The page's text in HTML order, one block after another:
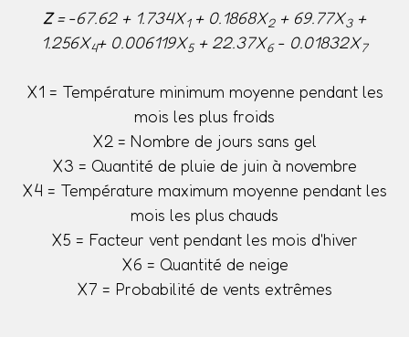
Z= -67.62 + 1.734X1+ 0.1868X2+ 69.77X3+
1.256X4+ 0.006119X5+ 22.37X6- 0.01832X7
X1 = Température minimum moyenne pendant les
mois les plus froids
X2 = Nombre de jours sans gel
X3 = Quantité de pluie de juin à novembre
X4 = Température maximum moyenne pendant les
mois les plus chauds
X5 = Facteur vent pendant les mois d'hiver
X6 = Quantité de neige
X7 = Probabilité de vents extrêmes